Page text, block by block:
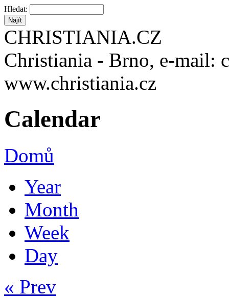
Hledat:
CHRISTIANIA.CZ
Christiania - Brno, e-mail:
www.christiania.cz
Calendar
Domů
Year
Month
Week
Day
« Prev